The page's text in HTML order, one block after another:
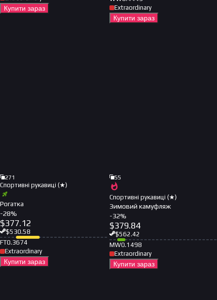
Купити зараз
Extraordinary
Купити зараз
271
Спортивні рукавиці (★)
Рогатка
-28%
$377.12
$530.58
FT0.3674
Extraordinary
Купити зараз
55
Спортивні рукавиці (★)
Зимовий камуфляж
-32%
$379.84
$562.42
MW0.1498
Extraordinary
Купити зараз